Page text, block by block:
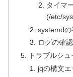
タイマ
(/etc/
systemdの
ログの確認
トラブルシュ
jqの構文エ